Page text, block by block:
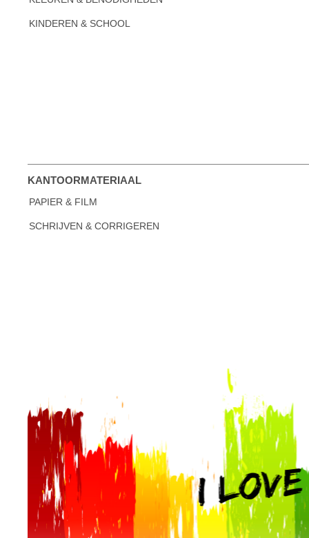
KINDEREN & SCHOOL
KANTOORMATERIAAL
PAPIER & FILM
SCHRIJVEN & CORRIGEREN